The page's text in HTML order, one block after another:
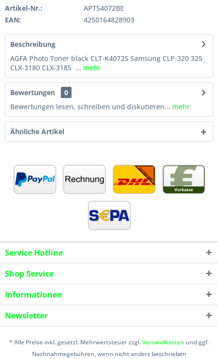
Artikel-Nr.:
APTS4072BE
EAN:
4250164828903
Beschreibung
AGFA Photo Toner black CLT-K4072S Samsung CLP-320 325
CLX-3180 CLX-3185 ... mehr
Bewertungen
0
Bewertungen lesen, schreiben und diskutieren... mehr
Ähnliche Artikel
Service Hotline
Shop Service
Informationen
Newsletter
* Alle Preise inkl. gesetzl. Mehrwertsteuer zzgl.Versandkosten und ggf.
Nachnahmegebühren, wenn nicht anders beschrieben